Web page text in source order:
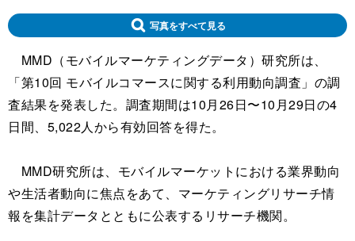
写真をすべて見る
MMD（モバイルマーケティングデータ）研究所は、
「第10回 モバイルコマースに関する利用動向調査」の調
査結果を発表した。調査期間は10月26日〜10月29日の4
日間、5,022人から有効回答を得た。
MMD研究所は、モバイルマーケットにおける業界動向
や生活者動向に焦点をあて、マーケティングリサーチ情
報を集計データとともに公表するリサーチ機関。